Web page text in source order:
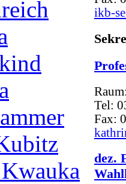
ikb-
Tel:
Fax:
dez.